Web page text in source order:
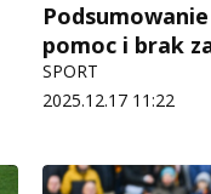
pomoc i brak
SPORT
2025.12.17 11:22